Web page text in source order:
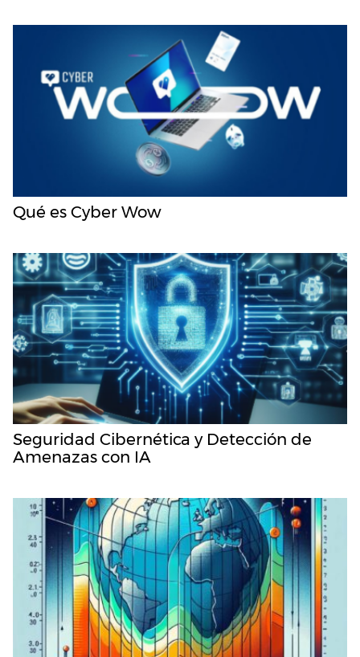
Qué es Cyber Wow
Seguridad Cibernética y Detección de
Amenazas con IA